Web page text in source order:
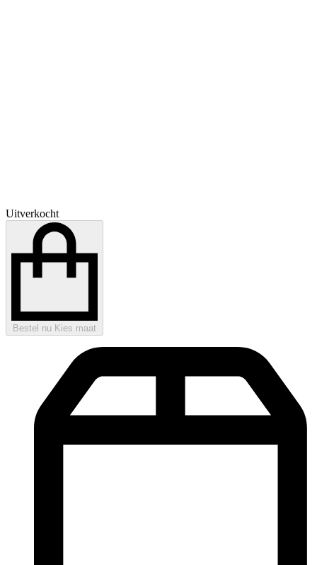
Uitverkocht
Bestel nu Kies maat